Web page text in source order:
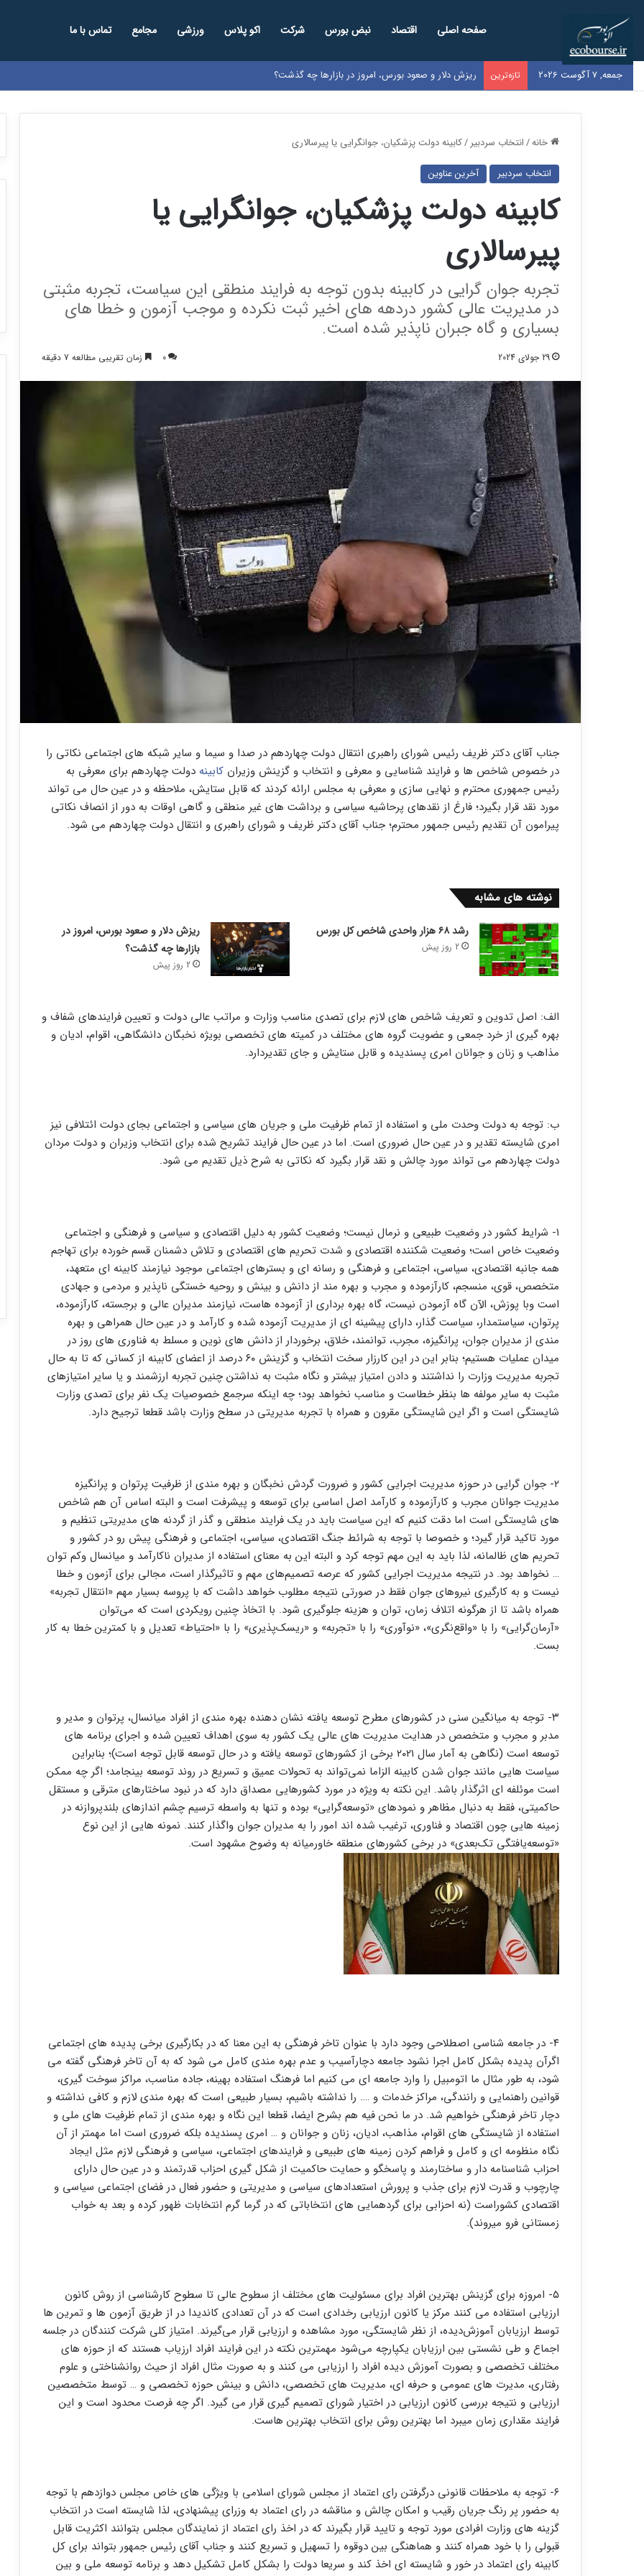
صفحه اصلی اقتصاد نبض بورس شرکت اکو پلاس ورزشی مجامع تماس با ما
جمعه, 7 آگوست 2026 تازه‌ترین ریزش دلار و صعود بورس، امروز در بازارها چه گذشت؟
خانه/انتخاب سردبیر /کابینه دولت پزشکیان، جوانگرایی یا پیرسالاری
انتخاب سردبیر آخرین عناوین
کابینه دولت پزشکیان، جوانگرایی یا
پیرسالاری
تجربه جوان گرایی در کابینه بدون توجه به فرایند منطقی این سیاست، تجربه مثبتی
در مدیریت عالی کشور دردهه های اخیر ثبت نکرده و موجب آزمون و خطا های
بسیاری و گاه جبران ناپذیر شده است.
29 جولای 2024 0 زمان تقریبی مطالعه 7 دقیقه
جناب آقای دکتر ظریف رئیس شورای راهبری انتقال دولت چهاردهم در صدا و سیما و سایر شبکه های اجتماعی نکاتی را
در خصوص شاخص ها و فرایند شناسایی و معرفی و انتخاب و گزینش وزیران کابینه دولت چهاردهم برای معرفی به
رئیس جمهوری محترم و نهایی سازی و معرفی به مجلس ارائه کردند که قابل ستایش، ملاحظه و در عین حال می تواند
مورد نقد قرار بگیرد؛ فارغ از نقدهای پرحاشیه سیاسی و برداشت های غیر منطقی و گاهی اوقات به دور از انصاف نکاتی
پیرامون آن تقدیم رئیس جمهور محترم؛ جناب آقای دکتر ظریف و شورای راهبری و انتقال دولت چهاردهم می شود.
نوشته های مشابه
رشد ۶۸ هزار واحدی شاخص کل بورس
2 روز پیش
ریزش دلار و صعود بورس، امروز در
بازارها چه گذشت؟
2 روز پیش
الف: اصل تدوین و تعریف شاخص های لازم برای تصدی مناسب وزارت و مراتب عالی دولت و تعیین فرایندهای شفاف و
بهره گیری از خرد جمعی و عضویت گروه های مختلف در کمیته های تخصصی بویژه نخبگان دانشگاهی، اقوام، ادیان و
مذاهب و زنان و جوانان امری پسندیده و قابل ستایش و جای تقدیردارد.
ب: توجه به دولت وحدت ملی و استفاده از تمام ظرفیت ملی و جریان های سیاسی و اجتماعی بجای دولت ائتلافی نیز
امری شایسته تقدیر و در عین حال ضروری است. اما در عین حال فرایند تشریح شده برای انتخاب وزیران و دولت مردان
دولت چهاردهم می تواند مورد چالش و نقد قرار بگیرد که نکاتی به شرح ذیل تقدیم می شود.
۱- شرایط کشور در وضعیت طبیعی و نرمال نیست؛ وضعیت کشور به دلیل اقتصادی و سیاسی و فرهنگی و اجتماعی
وضعیت خاص است؛ وضعیت شکننده اقتصادی و شدت تحریم های اقتصادی و تلاش دشمنان قسم خورده برای تهاجم
همه جانبه اقتصادی، سیاسی، اجتماعی و فرهنگی و رسانه ای و بسترهای اجتماعی موجود نیازمند کابینه ای متعهد،
متخصص، قوی، منسجم، کارآزموده و مجرب و بهره مند از دانش و بینش و روحیه خستگی ناپذیر و مردمی و جهادی
است وبا پوزش، الآن گاه آزمودن نیست، گاه بهره برداری از آزموده هاست، نیازمند مدیران عالی و برجسته، کارآزموده،
پرتوان، سیاستمدار، سیاست گذار، دارای پیشینه ای از مدیریت آزموده شده و کارآمد و در عین حال همراهی و بهره
مندی از مدیران جوان، پرانگیزه، مجرب، توانمند، خلاق، برخوردار از دانش های نوین و مسلط به فناوری های روز در
میدان عملیات هستیم؛ بنابر این در این کارزار سخت انتخاب و گزینش ۶۰ درصد از اعضای کابینه از کسانی که تا به حال
تجربه مدیریت وزارت را نداشتند و دادن امتیاز بیشتر و نگاه مثبت به نداشتن چنین تجربه ارزشمند و یا سایر امتیازهای
مثبت به سایر مولفه ها بنظر خطاست و مناسب نخواهد بود؛ چه اینکه سرجمع خصوصیات یک نفر برای تصدی وزارت
شایستگی است و اگر این شایستگی مقرون و همراه با تجربه مدیریتی در سطح وزارت باشد قطعا ترجیح دارد.
۲- جوان گرایی در حوزه مدیریت اجرایی کشور و ضرورت گردش نخبگان و بهره مندی از ظرفیت پرتوان و پرانگیزه
مدیریت جوانان مجرب و کارآزموده و کارآمد اصل اساسی برای توسعه و پیشرفت است و البته اساس آن هم شاخص
های شایستگی است اما دقت کنیم که این سیاست باید در یک فرایند منطقی و گذر از گردنه های مدیریتی تنظیم و
مورد تاکید قرار گیرد؛ و خصوصا با توجه به شرائط جنگ اقتصادی، سیاسی، اجتماعی و فرهنگی پیش رو در کشور و
تحریم های ظالمانه، لذا باید به این مهم توجه کرد و البته این به معنای استفاده از مدیران ناکارآمد و میانسال وکم توان
… نخواهد بود. در نتیجه مدیریت اجرایی کشور که عرصه تصمیم‌های مهم و تاثیرگذار است، مجالی برای آزمون و خطا
نیست و به کارگیری نیروهای جوان فقط در صورتی نتیجه مطلوب خواهد داشت که با پروسه بسیار مهم «انتقال تجربه»
همراه باشد تا از هرگونه اتلاف زمان، توان و هزینه جلوگیری شود. با اتخاذ چنین رویکردی است که می‌توان
«آرمان‌گرایی» را با «واقع‌نگری»، «نوآوری» را با «تجربه» و «ریسک‌پذیری» را با «احتیاط» تعدیل و با کمترین خطا به کار
بست.
۳- توجه به میانگین سنی در کشورهای مطرح توسعه یافته نشان دهنده بهره مندی از افراد میانسال، پرتوان و مدیر و
مدبر و مجرب و متخصص در هدایت مدیریت های عالی یک کشور به سوی اهداف تعیین شده و اجرای برنامه های
توسعه است (نگاهی به آمار سال ۲۰۲۱ برخی از کشورهای توسعه یافته و در حال توسعه قابل توجه است)؛ بنابراین
سیاست هایی مانند جوان شدن کابینه الزاما نمی‌تواند به تحولات عمیق و تسریع در روند توسعه بینجامد؛ اگر چه ممکن
است موئلفه ‌ای اثرگذار باشد. این نکته به ویژه در مورد کشورهایی مصداق دارد که در نبود ساختارهای مترقی و مستقل
حاکمیتی، فقط به دنبال مظاهر و نمودهای «توسعه‌گرایی» بوده و تنها به واسطه ترسیم چشم ‌اندازهای بلندپروازنه در
زمینه ‌هایی چون اقتصاد و فناوری، ترغیب شده ‌اند امور را به مدیران جوان واگذار کنند. نمونه هایی از این نوع
«توسعه‌یافتگی تک‌بعدی» در برخی کشورهای منطقه خاورمیانه به وضوح مشهود است.
۴- در جامعه شناسی اصطلاحی وجود دارد با عنوان تاخر فرهنگی به این معنا که در بکارگیری برخی پدیده های اجتماعی
اگرآن پدیده بشکل کامل اجرا نشود جامعه دچارآسیب و عدم بهره مندی کامل می شود که به آن تاخر فرهنگی گفته می
شود، به طور مثال ما اتومبیل را وارد جامعه ای می کنیم اما فرهنگ استفاده بهینه، جاده مناسب، مراکز سوخت گیری،
قوانین راهنمایی و رانندگی، مراکز خدمات و …. را نداشته باشیم، بسیار طبیعی است که بهره مندی لازم و کافی نداشته و
دچار تاخر فرهنگی خواهیم شد. در ما نحن فیه هم بشرح ایضا، قطعا این نگاه و بهره مندی از تمام ظرفیت های ملی و
استفاده از شایستگی های اقوام، مذاهب، ادیان، زنان و جوانان و … امری پسندیده بلکه ضروری است اما مهمتر از آن
نگاه منظومه ای و کامل و فراهم کردن زمینه های طبیعی و فرایندهای اجتماعی، سیاسی و فرهنگی لازم مثل ایجاد
احزاب شناسنامه دار و ساختارمند و پاسخگو و حمایت حاکمیت از شکل گیری احزاب قدرتمند و در عین حال دارای
چارچوب و قدرت لازم برای جذب و پرورش استعدادهای سیاسی و مدیریتی و حضور فعال در فضای اجتماعی سیاسی و
اقتصادی کشوراست (نه احزابی برای گردهمایی های انتخاباتی که در گرما گرم انتخابات ظهور کرده و بعد به خواب
زمستانی فرو میروند).
۵- امروزه برای گزینش بهترین افراد برای مسئولیت های مختلف از سطوح عالی تا سطوح کارشناسی از روش کانون
ارزیابی استفاده می کنند مرکز یا کانون ارزیابی رخدادی است که در آن تعدادی کاندیدا در از طریق آزمون ها و تمرین ها
توسط ارزیابان آموزش‌دیده، از نظر شایستگی، مورد مشاهده و ارزیابی قرار می‌گیرند. امتیاز کلی شرکت کنندگان در جلسه
اجماع و طی نشستی بین ارزیابان یکپارچه می‌شود مهمترین نکته در این فرایند افراد ارزیاب هستند که از حوزه های
مختلف تخصصی و بصورت آموزش دیده افراد را ارزیابی می کنند و به صورت مثال افراد از حیث روانشناختی و علوم
رفتاری، مدیرت های عمومی و حرفه ای، مدیریت های تخصصی، دانش و بینش حوزه تخصصی و … توسط متخصصین
ارزیابی و نتیجه بررسی کانون ارزیابی در اختیار شورای تصمیم گیری قرار می گیرد. اگر چه فرصت محدود است و این
فرایند مقداری زمان میبرد اما بهترین روش برای انتخاب بهترین هاست.
۶- توجه به ملاحظات قانونی درگرفتن رای اعتماد از مجلس شورای اسلامی با ویژگی های خاص مجلس دوازدهم با توجه
به حضور پر رنگ جریان رقیب و امکان چالش و مناقشه در رای اعتماد به وزرای پیشنهادی، لذا شایسته است در انتخاب
گزینه های وزارت افرادی مورد توجه و تایید قرار بگیرند که در اخذ رای اعتماد از نمایندگان مجلس بتوانند اکثریت قابل
قبولی را با خود همراه کنند و هماهنگی بین دوقوه را تسهیل و تسریع کنند و جناب آقای رئیس جمهور بتواند برای کل
کابینه رای اعتماد در خور و شایسته ای اخذ کند و سریعا دولت را بشکل کامل تشکیل دهد و برنامه توسعه ملی و بین